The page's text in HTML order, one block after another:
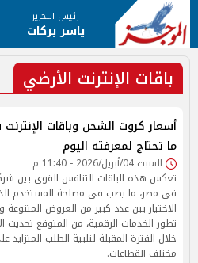
رئيس التحرير
ياسر بركات
باقات الإنترنت الأرضي
أسعار كروت الشحن وباقات
ما تحتاج لمعرفته اليوم
السبت 04/أبريل/2026 - 11:40 م
تعكس هذه الباقات التنافس القوي بين
في مصر، ما يصب في مصلحة المستخدم
الاختيار بين عدد كبير من العروض المتنوعة
تطور الخدمات الرقمية، من المتوقع تحديث
خلال الفترة المقبلة لتلبية الطلب المتزايد
مختلف القطاعات.